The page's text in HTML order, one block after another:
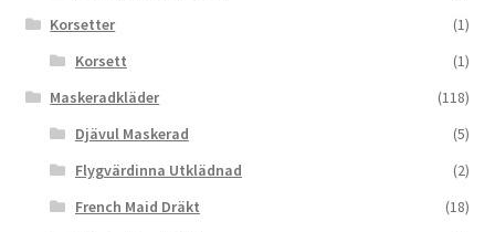
Korsetter
(1)
Korsett
(1)
Maskeradkläder
(118)
Djävul Maskerad
(5)
Flygvärdinna Utklädnad
(2)
French Maid Dräkt
(18)